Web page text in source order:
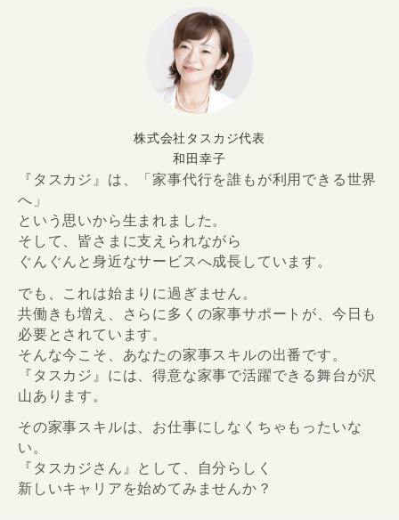
株式会社タスカジ代表
和田幸子
『タスカジ』は、「家事代行を誰もが利用できる世界
へ」
という思いから生まれました。
そして、皆さまに支えられながら
ぐんぐんと身近なサービスへ成長しています。
でも、これは始まりに過ぎません。
共働きも増え、さらに多くの家事サポートが、今日も
必要とされています。
そんな今こそ、あなたの家事スキルの出番です。
『タスカジ』には、得意な家事で活躍できる舞台が沢
山あります。
その家事スキルは、お仕事にしなくちゃもったいな
い。
『タスカジさん』として、自分らしく
新しいキャリアを始めてみませんか？